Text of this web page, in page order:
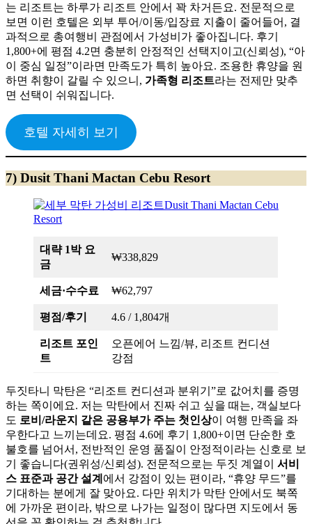
는 리조트는 하루가 리조트 안에서 꽉 차거든요. 전문적으로
보면 이런 호텔은 외부 투어/이동/입장료 지출이 줄어들어, 결
과적으로 총여행비 관점에서 가성비가 좋아집니다. 후기
1,800+에 평점 4.2면 충분히 안정적인 선택지이고(신뢰성), “아
이 중심 일정”이라면 만족도가 특히 높아요. 조용한 휴양을 원
하면 취향이 갈릴 수 있으니, 가족형 리조트라는 전제만 맞추
면 선택이 쉬워집니다.
호텔 자세히 보기
7) Dusit Thani Mactan Cebu Resort
대략 1박 요
금
₩338,829
세금·수수료 ₩62,797
평점/후기 4.6 / 1,804개
리조트 포인
트
오픈에어 느낌/뷰, 리조트 컨디션
강점
두짓타니 막탄은 “리조트 컨디션과 분위기”로 값어치를 증명
하는 쪽이에요. 저는 막탄에서 진짜 쉬고 싶을 때는, 객실보다
도 로비/라운지 같은 공용부가 주는 첫인상이 여행 만족을 좌
우한다고 느끼는데요. 평점 4.6에 후기 1,800+이면 단순한 호
불호를 넘어서, 전반적인 운영 품질이 안정적이라는 신호로 보
기 좋습니다(권위성/신뢰성). 전문적으로는 두짓 계열이 서비
스 표준과 공간 설계 에서 강점이 있는 편이라, “휴양 무드”를
기대하는 분에게 잘 맞아요. 다만 위치가 막탄 안에서도 북쪽
에 가까운 편이라, 밖으로 나가는 일정이 많다면 지도에서 동